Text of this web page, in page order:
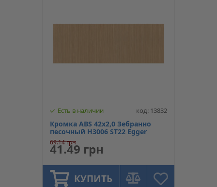
Есть в наличии код: 13832
Кромка ABS 42х2,0 Зебранно
песочный Н3006 ST22 Egger
69.14 грн
41.49 грн
КУПИТЬ